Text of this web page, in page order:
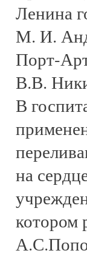
Ленина
М. И.
Порт-
В.В.
В
на
котором